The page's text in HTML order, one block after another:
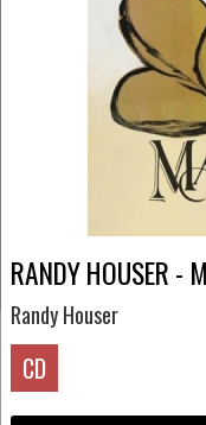
RANDY HOUSER -
Randy Houser
CD